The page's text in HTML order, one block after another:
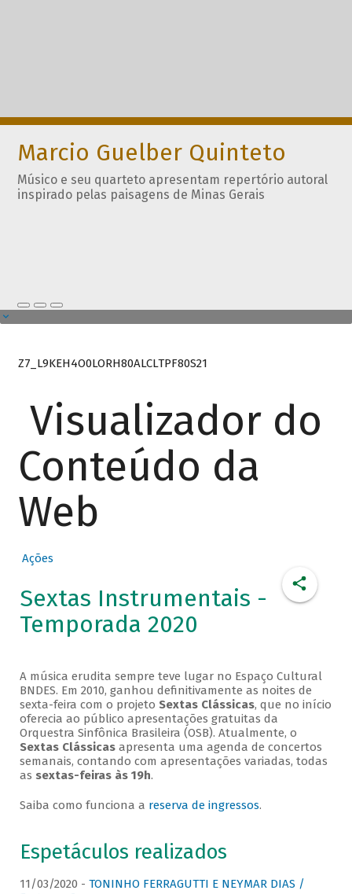
Marcio Guelber Quinteto
Músico e seu quarteto apresentam repertório autoral
inspirado pelas paisagens de Minas Gerais
Z7_L9KEH4O0LORH80ALCLTPF80S21
Visualizador do
Conteúdo da
Web
Ações
Sextas Instrumentais -
Temporada 2020
A música erudita sempre teve lugar no Espaço Cultural
BNDES. Em 2010, ganhou definitivamente as noites de
sexta-feira com o projeto Sextas Clássicas, que no início
oferecia ao público apresentações gratuitas da
Orquestra Sinfônica Brasileira (OSB). Atualmente, o
Sextas Clássicasapresenta uma agenda de concertos
semanais, contando com apresentações variadas, todas
as sextas-feiras às 19h.
Saiba como funciona a reserva de ingressos.
Espetáculos realizados
11/03/2020 - TONINHO FERRAGUTTI E NEYMAR DIAS /